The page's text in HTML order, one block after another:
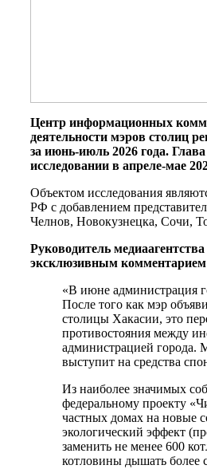
Центр информационных
деятельности мэров столиц
за июнь-июль 2026 года.
исследовании в апреле-мае
Объектом исследования
РФ с добавлением
Челнов, Новокузнецка, Сочи,
Руководитель
эксклюзивным
«В июне администрация
После того как мэр
столицы Хакасии, это
противостояния между
администрацией города.
выступит на средства
Из наиболее значимых
федеральному проекту
частных домах на новые
экологический эффект
заменить не менее 600
котловины дышать более